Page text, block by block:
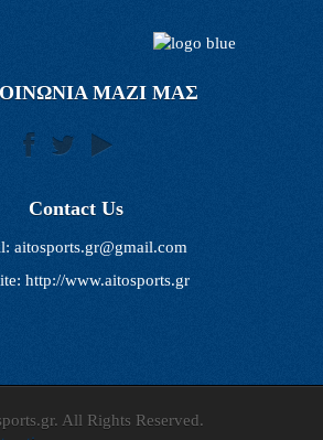
ΜΑΖΙ ΜΑΣ
Contact Us
aitosports.gr@gmail.com
http://www.aitosports.gr
All Rights Reserved.